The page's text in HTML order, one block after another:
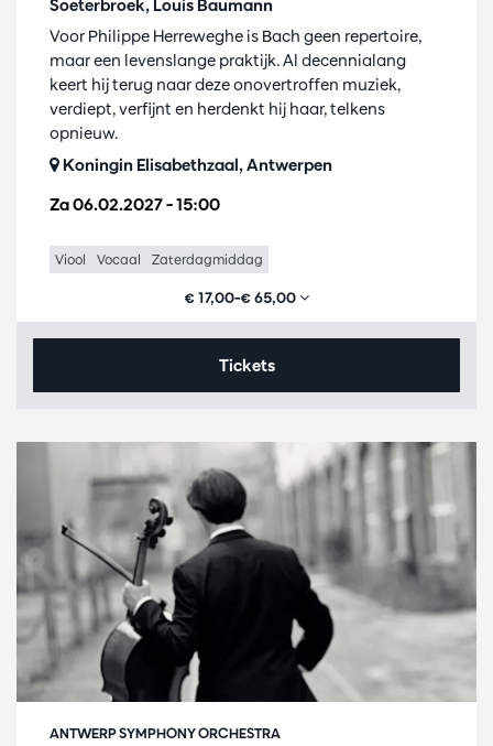
Soeterbroek, Louis Baumann
Za 06.02.2027– 15:00
Voor Philippe Herreweghe is Bach geen repertoire,
maar een levenslange praktijk. Al decennialang
keert hij terug naar deze onovertroffen muziek,
verdiept, verfijnt en herdenkt hij haar, telkens
opnieuw.
Koningin Elisabethzaal, Antwerpen
Viool Vocaal Zaterdagmiddag
€ 17,00–€ 65,00
Tickets
ANTWERP SYMPHONY ORCHESTRA